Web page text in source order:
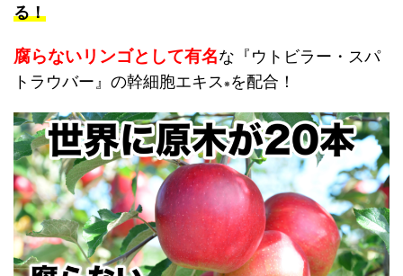
る！
腐らないリンゴとして有名な 『ウトビラー・スパ
トラウバー』の幹細胞エキス ※ を配合！